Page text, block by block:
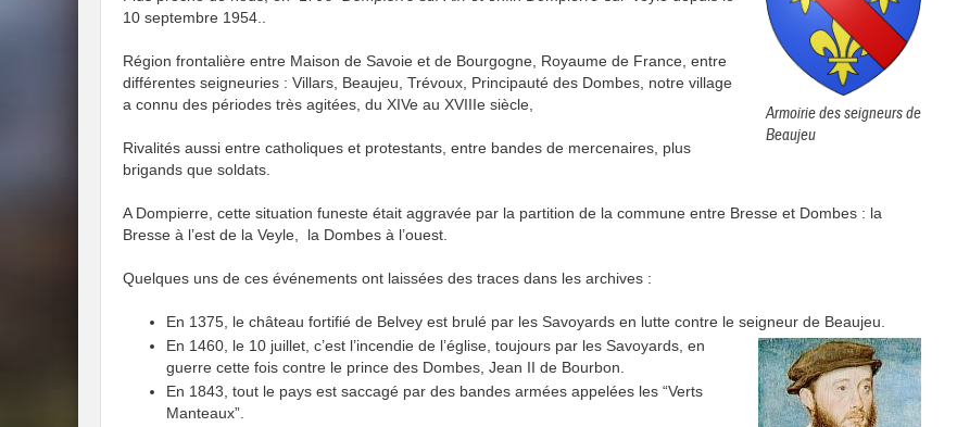
Armoirie des seigneurs de
Beaujeu
10 septembre 1954..
Région frontalière entre Maison de Savoie et de Bourgogne, Royaume de France, entre
différentes seigneuries : Villars, Beaujeu, Trévoux, Principauté des Dombes, notre village
a connu des périodes très agitées, du XIVe au XVIIIe siècle,
Rivalités aussi entre catholiques et protestants, entre bandes de mercenaires, plus
brigands que soldats.
A Dompierre, cette situation funeste était aggravée par la partition de la commune entre Bresse et Dombes : la
Bresse à l’est de la Veyle, la Dombes à l’ouest.
Quelques uns de ces événements ont laissées des traces dans les archives :
En 1375, le château fortifié de Belvey est brulé par les Savoyards en lutte contre le seigneur de Beaujeu.
En 1460, le 10 juillet, c’est l’incendie de l’église, toujours par les Savoyards, en
guerre cette fois contre le prince des Dombes, Jean II de Bourbon.
En 1843, tout le pays est saccagé par des bandes armées appelées les “Verts
Manteaux”.